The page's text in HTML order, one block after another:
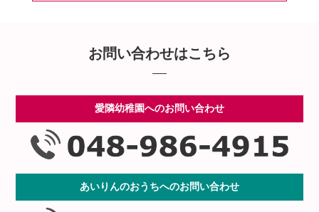
お問い合わせはこちら
愛隣幼稚園へのお問い合わせ
あいりんのおうちへのお問い合わせ